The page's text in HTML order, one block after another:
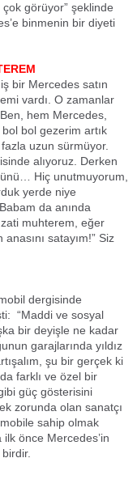
görüyor” şeklinde
binmenin bir diyeti
bir Mercedes satın
vardı. O zamanlar
hem Mercedes,
bol gezerim artık
uzun sürmüyor.
alıyoruz. Derken
Hiç unutmuyorum,
yerde niye
da anında
zati muhterem, eğer
satayım!” Siz
dergisinde
“Maddi ve sosyal
bir deyişle ne kadar
garajlarında yıldız
şu bir gerçek ki
farklı ve özel bir
güç gösterisini
zorunda olan sanatçı
sahip olmak
önce Mercedes’in
birdir.